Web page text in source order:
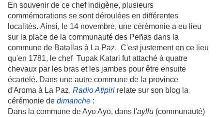
En souvenir de ce chef indigène, plusieurs
commémorations se sont déroulées en différentes
localités. Ainsi, le 14 novembre, une cérémonie a eu lieu
sur la place de la communauté des Peñas dans la
commune de Batallas à La Paz. C'est justement en ce lieu
qu'en 1781, le chef Tupak Katari fut attaché à quatre
chevaux par les bras et les jambes pour être ensuite
écartelé. Dans une autre commune de la province
d'Aroma à La Paz, Radio Atipiri relate sur son blog la
cérémonie de dimanche :
Dans la commune de Ayo Ayo, dans l'ayllu (communauté)